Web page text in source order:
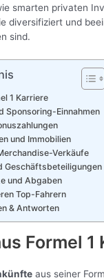
smarten privaten
diversifiziert und
sind.
1 Karriere
Sponsoring-Einnahmen
und Immobilien
Verkäufe
Geschäftsbeteiligungen
und Abgaben
Top-Fahrern
& Antworten
Formel 1
aus seiner